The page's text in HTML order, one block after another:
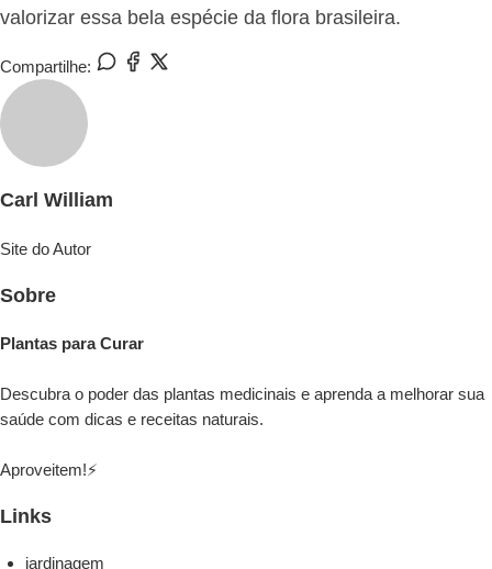
valorizar essa bela espécie da flora brasileira.
Compartilhe:
Carl William
Site do Autor
Sobre
Plantas para Curar
Descubra o poder das plantas medicinais e aprenda a melhorar sua
saúde com dicas e receitas naturais.
Aproveitem!⚡
Links
jardinagem